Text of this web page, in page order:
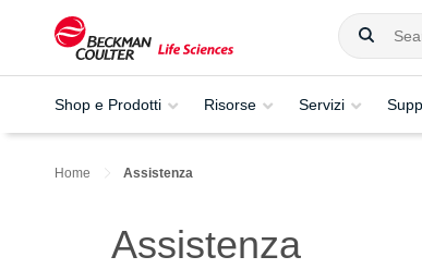
Shop e Prodotti Risorse Servizi
Home Assistenza
Assistenza